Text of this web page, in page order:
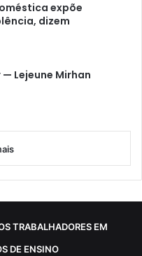
expõe
dizem
Lejeune Mirhan
TRABALHADORES EM
DE ENSINO